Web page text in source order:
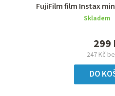
FujiFilm film Instax
Skladem
247 Kč
299
DO